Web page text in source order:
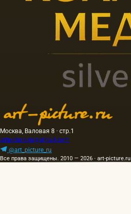
Москва, Валовая 8 · стр.1
artpicture.ru@gmail.com
@art_picture_ru
Все права защищены. 2010 — 2026 · art-picture.ru